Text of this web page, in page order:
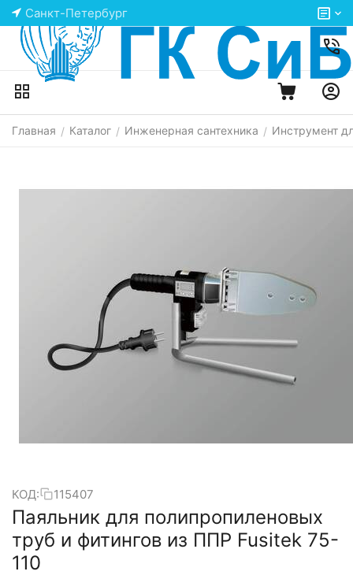
Санкт-Петербург
Главная / Каталог / Инженерная сантехника / Инструмент
КОД: 115407
Паяльник для полипропиленовых
труб и фитингов из ППР Fusitek 75-
110